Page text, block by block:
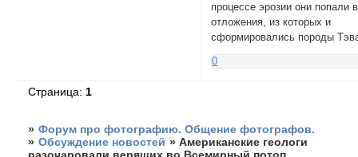
процессе эрозии они попали в
отложения, из которых и
сформировались породы
0
Страница:1
» Форум про фотографию. Общение фотографов.
» Обсуждение новостей »Американские геологи